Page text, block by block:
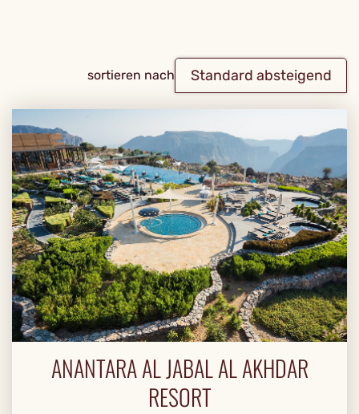
sortieren nach Standard absteigend
ANANTARA AL JABAL AL AKHDAR
RESORT